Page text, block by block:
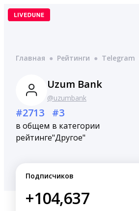
Перейти
Главная ● Рейтинги ● Telegram
Uzum Bank
@uzumbank
#2713
в общем
рейтинге
#3
в категории
"Другое"
Подписчиков
+104,637